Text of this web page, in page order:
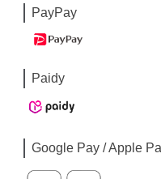
PayPay
Paidy
Google Pay / Apple